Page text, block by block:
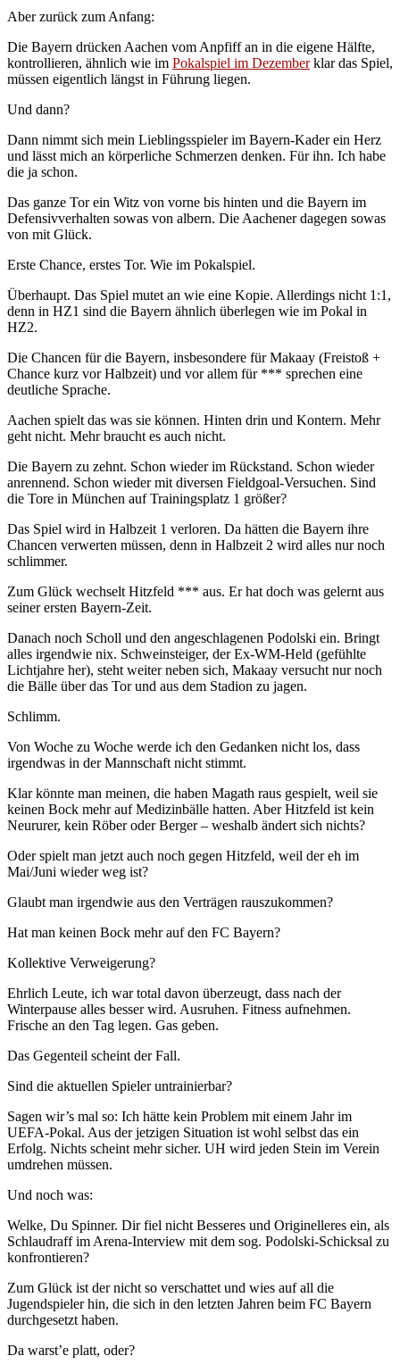
Aber zurück zum Anfang:
Die Bayern drücken Aachen vom Anpfiff an in die eigene Hälfte,
kontrollieren, ähnlich wie im Pokalspiel im Dezemberklar das Spiel,
müssen eigentlich längst in Führung liegen.
Und dann?
Dann nimmt sich mein Lieblingsspieler im Bayern-Kader ein Herz
und lässt mich an körperliche Schmerzen denken. Für ihn. Ich habe
die ja schon.
Das ganze Tor ein Witz von vorne bis hinten und die Bayern im
Defensivverhalten sowas von albern. Die Aachener dagegen sowas
von mit Glück.
Erste Chance, erstes Tor. Wie im Pokalspiel.
Überhaupt. Das Spiel mutet an wie eine Kopie. Allerdings nicht 1:1,
denn in HZ1 sind die Bayern ähnlich überlegen wie im Pokal in
HZ2.
Die Chancen für die Bayern, insbesondere für Makaay (Freistoß +
Chance kurz vor Halbzeit) und vor allem für *** sprechen eine
deutliche Sprache.
Aachen spielt das was sie können. Hinten drin und Kontern. Mehr
geht nicht. Mehr braucht es auch nicht.
Die Bayern zu zehnt. Schon wieder im Rückstand. Schon wieder
anrennend. Schon wieder mit diversen Fieldgoal-Versuchen. Sind
die Tore in München auf Trainingsplatz 1 größer?
Das Spiel wird in Halbzeit 1 verloren. Da hätten die Bayern ihre
Chancen verwerten müssen, denn in Halbzeit 2 wird alles nur noch
schlimmer.
Zum Glück wechselt Hitzfeld *** aus. Er hat doch was gelernt aus
seiner ersten Bayern-Zeit.
Danach noch Scholl und den angeschlagenen Podolski ein. Bringt
alles irgendwie nix. Schweinsteiger, der Ex-WM-Held (gefühlte
Lichtjahre her), steht weiter neben sich, Makaay versucht nur noch
die Bälle über das Tor und aus dem Stadion zu jagen.
Schlimm.
Von Woche zu Woche werde ich den Gedanken nicht los, dass
irgendwas in der Mannschaft nicht stimmt.
Klar könnte man meinen, die haben Magath raus gespielt, weil sie
keinen Bock mehr auf Medizinbälle hatten. Aber Hitzfeld ist kein
Neururer, kein Röber oder Berger – weshalb ändert sich nichts?
Oder spielt man jetzt auch noch gegen Hitzfeld, weil der eh im
Mai/Juni wieder weg ist?
Glaubt man irgendwie aus den Verträgen rauszukommen?
Hat man keinen Bock mehr auf den FC Bayern?
Kollektive Verweigerung?
Ehrlich Leute, ich war total davon überzeugt, dass nach der
Winterpause alles besser wird. Ausruhen. Fitness aufnehmen.
Frische an den Tag legen. Gas geben.
Das Gegenteil scheint der Fall.
Sind die aktuellen Spieler untrainierbar?
Sagen wir’s mal so: Ich hätte kein Problem mit einem Jahr im
UEFA-Pokal. Aus der jetzigen Situation ist wohl selbst das ein
Erfolg. Nichts scheint mehr sicher. UH wird jeden Stein im Verein
umdrehen müssen.
Und noch was:
Welke, Du Spinner. Dir fiel nicht Besseres und Originelleres ein, als
Schlaudraff im Arena-Interview mit dem sog. Podolski-Schicksal zu
konfrontieren?
Zum Glück ist der nicht so verschattet und wies auf all die
Jugendspieler hin, die sich in den letzten Jahren beim FC Bayern
durchgesetzt haben.
Da warst’e platt, oder?